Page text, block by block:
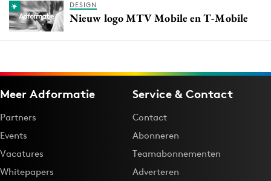
DESIGN
Nieuw logo MTV Mobile en T-Mobile
Meer Adformatie
Partners
Events
Vacatures
Whitepapers
Service & Contact
Contact
Abonneren
Teamabonnementen
Adverteren